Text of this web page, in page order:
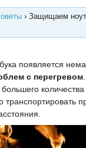
› Защищаем
появляется
с перегревом
транспортировать